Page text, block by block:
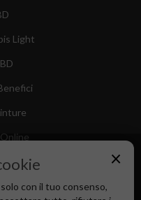
Light
×
con il tuo consenso,